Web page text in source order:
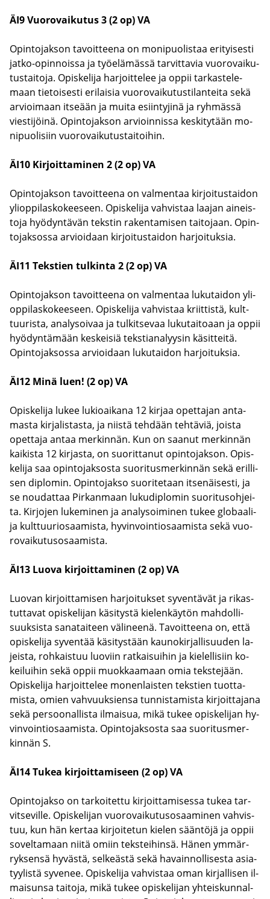
ÄI9 Vuo­ro­vai­ku­tus 3 (2 op) VA
Opin­to­jak­son ta­voit­tee­na on mo­ni­puo­lis­taa eri­tyi­ses­ti
jatko-​opinnoissa ja työ­elä­mäs­sä tar­vit­ta­via vuo­ro­vai­ku­
tus­tai­to­ja. Opis­ke­li­ja har­joit­te­lee ja oppii tar­kas­te­le­
maan tie­toi­ses­ti eri­lai­sia vuo­ro­vai­ku­tus­ti­lan­tei­ta sekä
ar­vioi­maan it­se­ään ja muita esiin­ty­ji­nä ja ryh­mäs­sä
vies­ti­jöi­nä. Opin­to­jak­son ar­vioin­nis­sa kes­ki­ty­tään mo­
ni­puo­li­siin vuo­ro­vai­ku­tus­tai­toi­hin.
ÄI10 Kir­joit­ta­mi­nen 2 (2 op) VA
Opin­to­jak­son ta­voit­tee­na on val­men­taa kir­joi­tus­tai­don
yli­op­pi­las­ko­kee­seen. Opis­ke­li­ja vah­vis­taa laa­jan ai­neis­
to­ja hyö­dyn­tä­vän teks­tin ra­ken­ta­mi­sen tai­to­jaan. Opin­
to­jak­sos­sa ar­vioi­daan kir­joi­tus­tai­don har­joi­tuk­sia.
ÄI11 Teks­tien tul­kin­ta 2 (2 op) VA
Opin­to­jak­son ta­voit­tee­na on val­men­taa lu­ku­tai­don yli­
op­pi­las­ko­kee­seen. Opis­ke­li­ja vah­vis­taa kriit­tis­tä, kult­
tuu­ris­ta, ana­ly­soi­vaa ja tul­kit­se­vaa lu­ku­tai­to­aan ja oppii
hyö­dyn­tä­mään kes­kei­siä teks­tia­na­lyy­sin kä­sit­tei­tä.
Opin­to­jak­sos­sa ar­vioi­daan lu­ku­tai­don har­joi­tuk­sia.
ÄI12 Minä luen! (2 op) VA
Opis­ke­li­ja lukee lu­kio­ai­ka­na 12 kir­jaa opet­ta­jan an­ta­
mas­ta kir­ja­lis­tas­ta, ja niis­tä teh­dään teh­tä­viä, jois­ta
opet­ta­ja antaa mer­kin­nän. Kun on saa­nut mer­kin­nän
kai­kis­ta 12 kir­jas­ta, on suo­rit­ta­nut opin­to­jak­son. Opis­
ke­li­ja saa opin­to­jak­sos­ta suo­ri­tus­mer­kin­nän sekä eril­li­
sen diplo­min. Opin­to­jak­so suo­ri­te­taan it­se­näi­ses­ti, ja
se nou­dat­taa Pir­kan­maan lu­ku­diplo­min suo­ri­tus­oh­jei­
ta. Kir­jo­jen lu­ke­mi­nen ja ana­ly­soi­mi­nen tukee globaali-​
ja kult­tuu­rio­saa­mis­ta, hy­vin­voin­tio­saa­mis­ta sekä vuo­
ro­vai­ku­tus­osaa­mis­ta.
ÄI13 Luova kir­joit­ta­mi­nen (2 op) VA
Luo­van kir­joit­ta­mi­sen har­joi­tuk­set sy­ven­tä­vät ja ri­kas­
tut­ta­vat opis­ke­li­jan kä­si­tys­tä kie­len­käy­tön mah­dol­li­
suuk­sis­ta sa­na­tai­teen vä­li­nee­nä. Ta­voit­tee­na on, että
opis­ke­li­ja sy­ven­tää kä­si­tys­tään kau­no­kir­jal­li­suu­den la­
jeis­ta, roh­kais­tuu luo­viin rat­kai­sui­hin ja kie­lel­li­siin ko­
kei­lui­hin sekä oppii muok­kaa­maan omia teks­te­jään.
Opis­ke­li­ja har­joit­te­lee mo­nen­lais­ten teks­tien tuot­ta­
mis­ta, omien vah­vuuk­sien­sa tun­nis­ta­mis­ta kir­joit­ta­ja­na
sekä per­soo­nal­lis­ta il­mai­sua, mikä tukee opis­ke­li­jan hy­
vin­voin­tio­saa­mis­ta. Opin­to­jak­sos­ta saa suo­ri­tus­mer­
kin­nän S.
ÄI14 Tukea kir­joit­ta­mi­seen (2 op) VA
Opin­to­jak­so on tar­koi­tet­tu kir­joit­ta­mi­ses­sa tukea tar­
vit­se­vil­le. Opis­ke­li­jan vuo­ro­vai­ku­tus­osaa­mi­nen vah­vis­
tuu, kun hän ker­taa kir­joi­te­tun kie­len sään­tö­jä ja oppii
so­vel­ta­maan niitä omiin teks­tei­hin­sä. Hänen ym­mär­
ryk­sen­sä hy­väs­tä, sel­keäs­tä sekä ha­vain­nol­li­ses­ta asia­
tyy­lis­tä sy­ve­nee. Opis­ke­li­ja vah­vis­taa oman kir­jal­li­sen il­
mai­sun­sa tai­to­ja, mikä tukee opis­ke­li­jan yh­teis­kun­nal­